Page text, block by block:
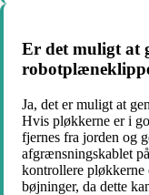
Er det muligt at
Ja, det er muligt at
Hvis pløkkerne er i
fjernes fra jorden og
afgrænsningskablet
kontrollere pløkkerne
bøjninger, da dette